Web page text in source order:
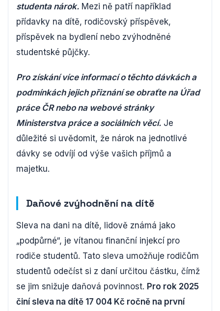
studenta nárok. Mezi ně patří například
přídavky na dítě, rodičovský příspěvek,
příspěvek na bydlení nebo zvýhodněné
studentské půjčky.
Pro získání více informací o těchto dávkách a
podmínkách jejich přiznání se obraťte na Úřad
práce ČR nebo na webové stránky
Ministerstva práce a sociálních věcí. Je
důležité si uvědomit, že nárok na jednotlivé
dávky se odvíjí od výše vašich příjmů a
majetku.
Daňové zvýhodnění na dítě
Sleva na dani na dítě, lidově známá jako
„podpůrné“, je vítanou finanční injekcí pro
rodiče studentů. Tato sleva umožňuje rodičům
studentů odečíst si z daní určitou částku, čímž
se jim snižuje daňová povinnost. Pro rok 2025
činí sleva na dítě 17 004 Kč ročně na první